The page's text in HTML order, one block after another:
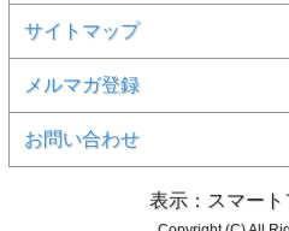
サイトマップ
メルマガ登録
お問い合わせ
表示：スマート